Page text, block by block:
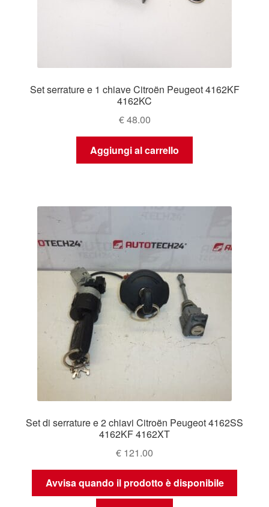
Set serrature e 1 chiave Citroën Peugeot 4162KF
4162KC
€48.00
Aggiungi al carrello
Set di serrature e 2 chiavi Citroën Peugeot 4162SS
4162KF 4162XT
€ 121.00
Avvisa quando il prodotto è disponibile